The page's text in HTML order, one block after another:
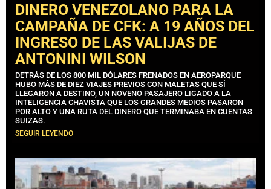
DINERO VENEZOLANO PARA LA
CAMPAÑA DE CFK: A 19 AÑOS DEL
INGRESO DE LAS VALIJAS DE
ANTONINI WILSON
DETRÁS DE LOS 800 MIL DÓLARES FRENADOS EN AEROPARQUE
HUBO MÁS DE DIEZ VIAJES PREVIOS CON MALETAS QUE SÍ
LLEGARON A DESTINO, UN NOVENO PASAJERO LIGADO A LA
INTELIGENCIA CHAVISTA QUE LOS GRANDES MEDIOS PASARON
POR ALTO Y UNA RUTA DEL DINERO QUE TERMINABA EN CUENTAS
SUIZAS.
SEGUIR LEYENDO